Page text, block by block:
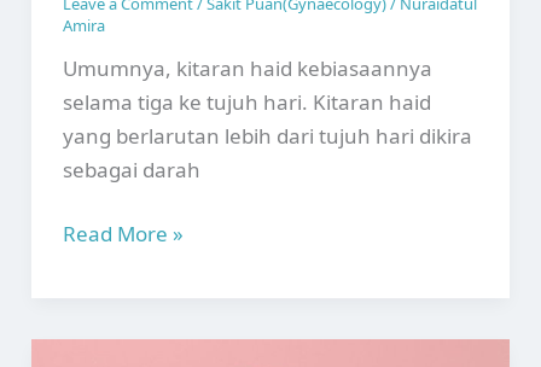
Amira
Umumnya, kitaran haid kebiasaannya
selama tiga ke tujuh hari. Kitaran haid
yang berlarutan lebih dari tujuh hari dikira
sebagai darah
Darah
Berpanjangan:
Punca
Read More »